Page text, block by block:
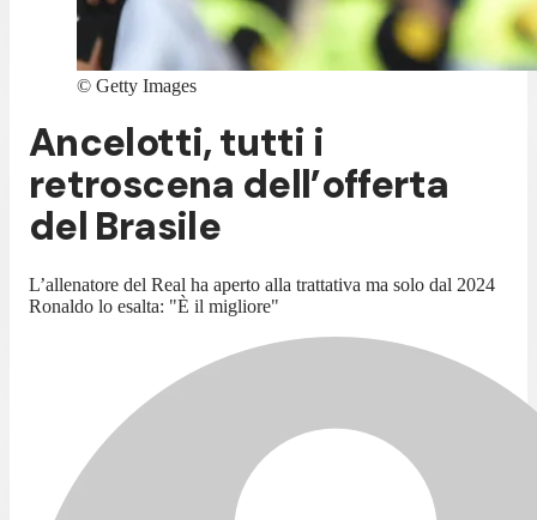
© Getty Images
Ancelotti, tutti i
retroscena dell’offerta
del Brasile
L’allenatore del Real ha aperto alla trattativa ma solo dal 2024
Ronaldo lo esalta: "È il migliore"